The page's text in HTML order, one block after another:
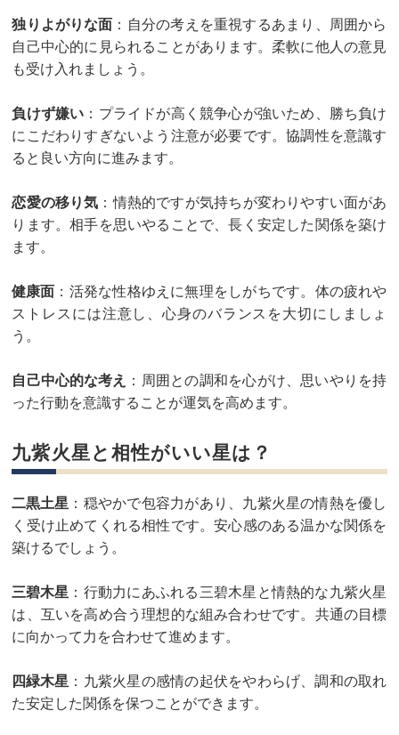
独りよがりな面 ：自分の考えを重視するあまり、周囲から
自己中心的に見られることがあります。柔軟に他人の意見
も受け入れましょう。
負けず嫌い ：プライドが高く競争心が強いため、勝ち負け
にこだわりすぎないよう注意が必要です。協調性を意識す
ると良い方向に進みます。
恋愛の移り気 ：情熱的ですが気持ちが変わりやすい面があ
ります。相手を思いやることで、長く安定した関係を築け
ます。
健康面 ：活発な性格ゆえに無理をしがちです。体の疲れや
ストレスには注意し、心身のバランスを大切にしましょ
う。
自己中心的な考え ：周囲との調和を心がけ、思いやりを持
った行動を意識することが運気を高めます。
九紫火星と相性がいい星は？
二黒土星 ：穏やかで包容力があり、九紫火星の情熱を優し
く受け止めてくれる相性です。安心感のある温かな関係を
築けるでしょう。
三碧木星 ：行動力にあふれる三碧木星と情熱的な九紫火星
は、互いを高め合う理想的な組み合わせです。共通の目標
に向かって力を合わせて進めます。
四緑木星 ：九紫火星の感情の起伏をやわらげ、調和の取れ
た安定した関係を保つことができます。